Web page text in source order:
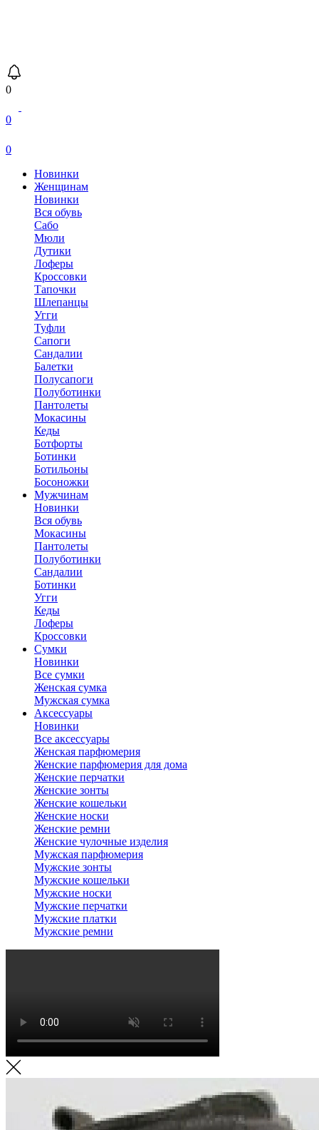
0
0
0
Новинки
Женщинам
Новинки
Вся обувь
Сабо
Мюли
Дутики
Лоферы
Кроссовки
Тапочки
Шлепанцы
Угги
Туфли
Сапоги
Сандалии
Балетки
Полусапоги
Полуботинки
Пантолеты
Мокасины
Кеды
Ботфорты
Ботинки
Ботильоны
Босоножки
Мужчинам
Новинки
Вся обувь
Мокасины
Пантолеты
Полуботинки
Сандалии
Ботинки
Угги
Кеды
Лоферы
Кроссовки
Сумки
Новинки
Все сумки
Женская сумка
Мужская сумка
Аксессуары
Новинки
Все аксессуары
Женская парфюмерия
Женские парфюмерия для дома
Женские перчатки
Женские зонты
Женские кошельки
Женские носки
Женские ремни
Женские чулочные изделия
Мужская парфюмерия
Мужские зонты
Мужские кошельки
Мужские носки
Мужские перчатки
Мужские платки
Мужские ремни